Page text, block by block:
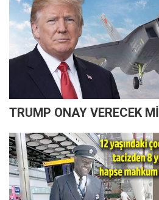
TRUMP ONAY VERECEK Mİ